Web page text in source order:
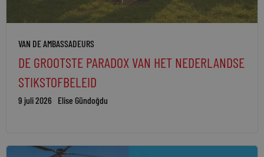
VAN DE AMBASSADEURS
DE GROOTSTE PARADOX VAN HET NEDERLANDSE
STIKSTOFBELEID
9 juli 2026 Elise Gündoğdu